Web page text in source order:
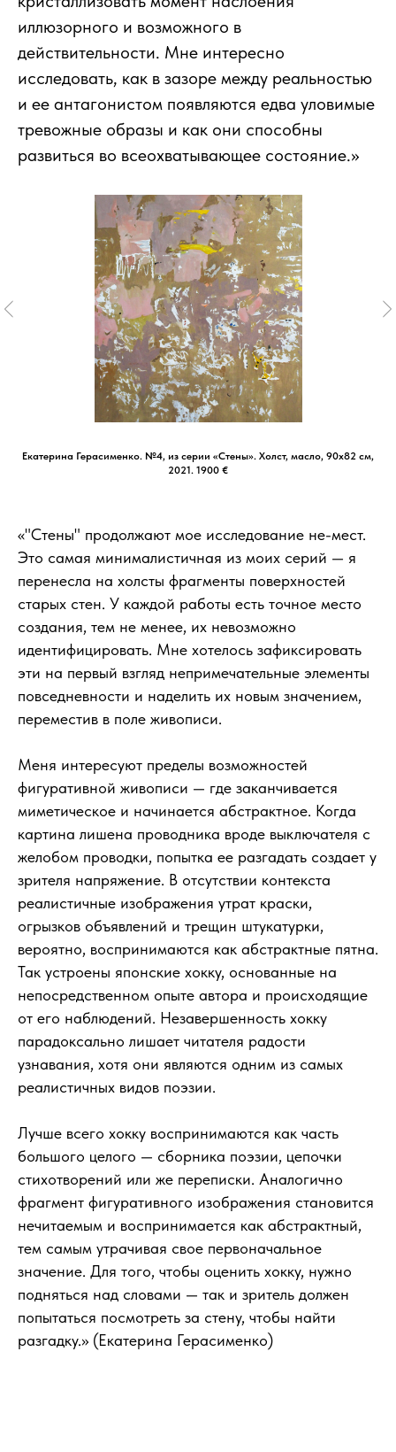
иллюзорного и возможного в
действительности. Мне интересно
исследовать, как в зазоре между реальностью
и ее антагонистом появляются едва уловимые
тревожные образы и как они способны
развиться во всеохватывающее состояние.»
Екатерина Герасименко. №4, из серии «Стены». Холст, масло, 90х82 см,
2021. 1900 €
«"Стены" продолжают мое исследование не-мест.
Это самая минималистичная из моих серий — я
перенесла на холсты фрагменты поверхностей
старых стен. У каждой работы есть точное место
создания, тем не менее, их невозможно
идентифицировать. Мне хотелось зафиксировать
эти на первый взгляд непримечательные элементы
повседневности и наделить их новым значением,
переместив в поле живописи.
Меня интересуют пределы возможностей
фигуративной живописи — где заканчивается
миметическое и начинается абстрактное. Когда
картина лишена проводника вроде выключателя с
желобом проводки, попытка ее разгадать создает у
зрителя напряжение. В отсутствии контекста
реалистичные изображения утрат краски,
огрызков объявлений и трещин штукатурки,
вероятно, воспринимаются как абстрактные пятна.
Так устроены японские хокку, основанные на
непосредственном опыте автора и происходящие
от его наблюдений. Незавершенность хокку
парадоксально лишает читателя радости
узнавания, хотя они являются одним из самых
реалистичных видов поэзии.
Лучше всего хокку воспринимаются как часть
большого целого — сборника поэзии, цепочки
стихотворений или же переписки. Аналогично
фрагмент фигуративного изображения становится
нечитаемым и воспринимается как абстрактный,
тем самым утрачивая свое первоначальное
значение. Для того, чтобы оценить хокку, нужно
подняться над словами — так и зритель должен
попытаться посмотреть за стену, чтобы найти
разгадку.» (Екатерина Герасименко)